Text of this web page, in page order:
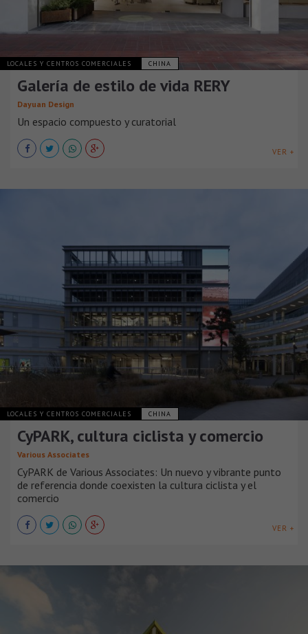
LOCALES Y CENTROS COMERCIALES CHINA
Galería de estilo de vida RERY
Dayuan Design
Un espacio compuesto y curatorial
VER +
LOCALES Y CENTROS COMERCIALES CHINA
CyPARK, cultura ciclista y comercio
Various Associates
CyPARK de Various Associates: Un nuevo y vibrante punto
de referencia donde coexisten la cultura ciclista y el
comercio
VER +